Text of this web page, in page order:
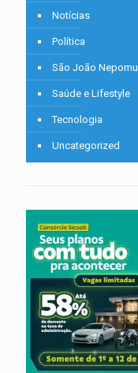
Notícias
Política
São João
Saúde e Lifestyle
Tecnologia
Uncategorized